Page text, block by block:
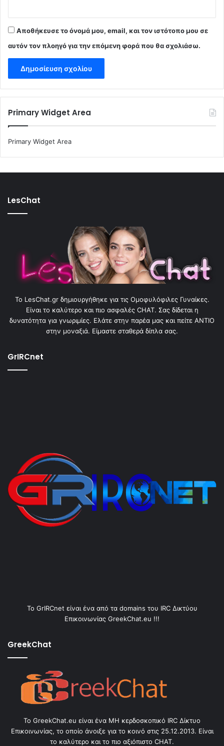
Αποθήκευσε το όνομά μου, email, και τον ιστότοπο μου σε
αυτόν τον πλοηγό για την επόμενη φορά που θα σχολιάσω.
Primary Widget Area
Primary Widget Area
LesChat
To LesChat.gr δημιουργήθηκε για τις Ομοφυλόφιλες Γυναίκες.
Είναι το καλύτερο και πιο ασφαλές CHAT. Σας δίδεται η
δυνατότητα για γνωριμίες. Ελάτε στην παρέα μας και πείτε ΑΝΤΙΟ
στην μοναξιά. Είμαστε σταθερά δίπλα σας.
GrIRCnet
Το GrIRCnet είναι ένα από τα domains του IRC Δικτύου
Επικοινωνίας GreekChat.eu !!!
GreekChat
Το GreekChat.eu είναι ένα ΜΗ κερδοσκοπικό IRC Δίκτυο
Επικοινωνίας, το οποίο άνοιξε για το κοινό στις 25.12.2013. Είναι
το καλύτερο και το πιο αξιόπιστο CHAT.